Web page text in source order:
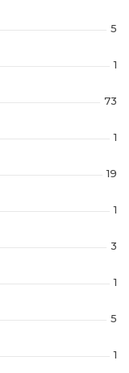
5
1
73
1
19
1
3
1
5
1